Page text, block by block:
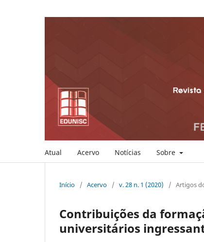
Atual Acervo Notícias Sobre
Início / Acervo / v. 28 n. 1 (2020) / Artigos
Contribuições da
universitários